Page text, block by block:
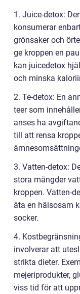
1. Juice-detox:
konsumerar
grönsaker och
ge kroppen en
kan juicedetox
och minska
2. Te-detox: En
teer som
anses ha
till att rensa
3. Vatten-detox:
stora mängder
kroppen. Vatten-
äta en hälsosam
socker.
4.
involverar att
strikta dieter.
mejeriprodukter,
viss tid för att